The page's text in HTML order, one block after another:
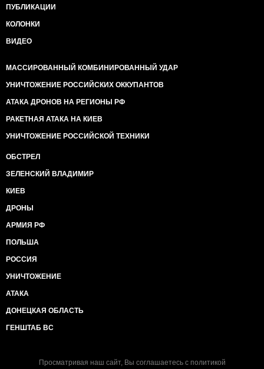
ПУБЛИКАЦИИ
КОЛОНКИ
ВИДЕО
МАССИРОВАННЫЙ КОМБИНИРОВАННЫЙ УДАР
УНИЧТОЖЕНИЕ РОССИЙСКИХ ОККУПАНТОВ
АТАКА ДРОНОВ НА РЕГИОНЫ РФ
РАКЕТНАЯ АТАКА НА КИЕВ
УНИЧТОЖЕНИЕ РОССИЙСКОЙ ТЕХНИКИ
ОБСТРЕЛ
ЗЕЛЕНСКИЙ ВЛАДИМИР
КИЕВ
ДРОНЫ
АРМИЯ РФ
ПОЛЬША
РОССИЯ
УНИЧТОЖЕНИЕ
АТАКА
ДОНЕЦКАЯ ОБЛАСТЬ
ГЕНШТАБ ВС
Просматривая наш сайт, Вы соглашаетесь с политикой